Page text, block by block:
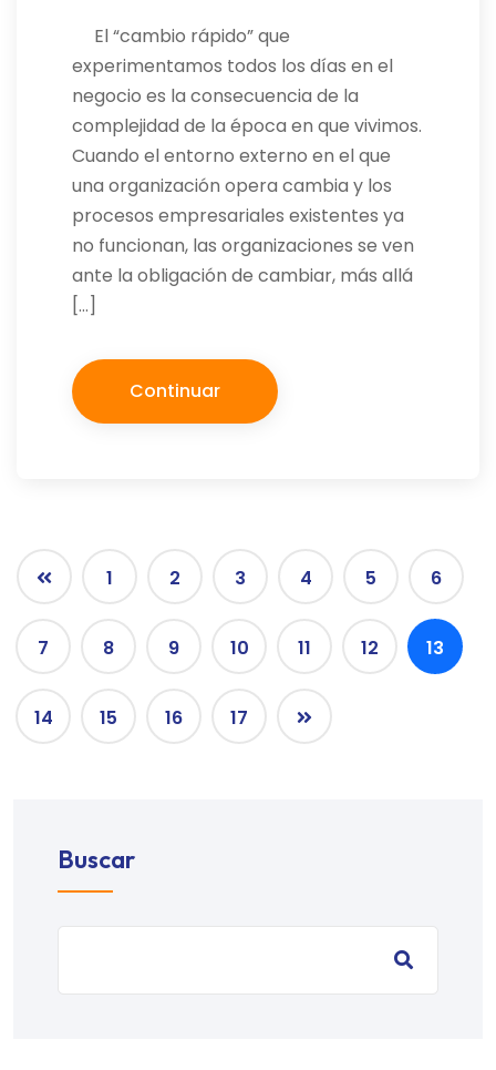
El “cambio rápido” que
experimentamos todos los días en el
negocio es la consecuencia de la
complejidad de la época en que vivimos.
Cuando el entorno externo en el que
una organización opera cambia y los
procesos empresariales existentes ya
no funcionan, las organizaciones se ven
ante la obligación de cambiar, más allá
[…]
Continuar
1 2 3 4 5 6
7 8 9 10 11 12 13
14 15 16 17
Buscar